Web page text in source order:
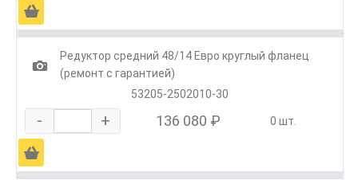
Ä
1
Редуктор средний 48/14 Евро круглый фланец
(ремонт с гарантией)
53205-2502010-30
- + 136 080 ₽ 0 шт.
Ä